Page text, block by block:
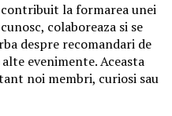
la formarea unei
colaboreaza si se
despre recomandari de
evenimente. Aceasta
noi membri, curiosi sau